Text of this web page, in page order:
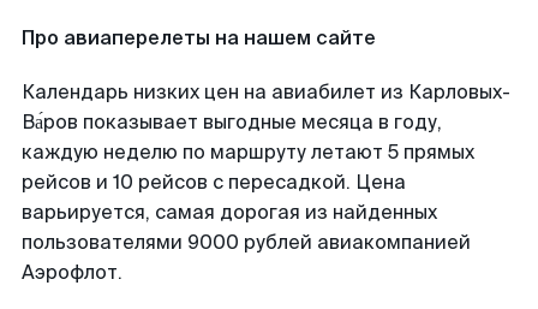
Про авиаперелеты на нашем сайте
Календарь низких цен на авиабилет из Карловых-
Ва́ров показывает выгодные месяца в году,
каждую неделю по маршруту летают 5 прямых
рейсов и 10 рейсов с пересадкой. Цена
варьируется, самая дорогая из найденных
пользователями 9000 рублей авиакомпанией
Аэрофлот.